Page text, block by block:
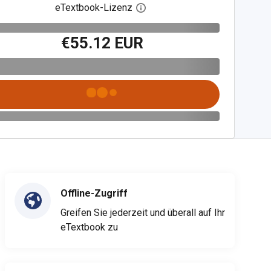
eTextbook-Lizenz Digitalen Lizenzdialog öffnen
€55.12 EUR
Offline-Zugriff
Greifen Sie jederzeit und überall auf Ihr
eTextbook zu